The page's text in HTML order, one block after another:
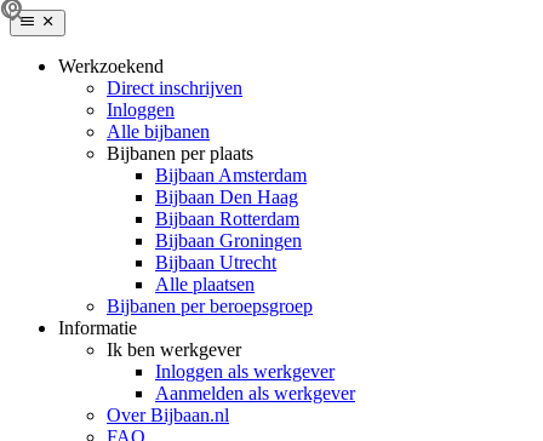
Werkzoekend
Direct inschrijven
Inloggen
Alle bijbanen
Bijbanen per plaats
Bijbaan Amsterdam
Bijbaan Den Haag
Bijbaan Rotterdam
Bijbaan Groningen
Bijbaan Utrecht
Alle plaatsen
Bijbanen per beroepsgroep
Informatie
Ik ben werkgever
Inloggen als werkgever
Aanmelden als werkgever
Over Bijbaan.nl
FAQ